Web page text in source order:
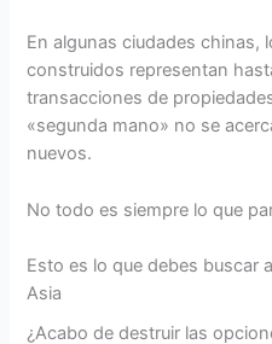
En algunas ciudades chinas,
construidos representan
transacciones de
«segunda mano» no se
nuevos.
No todo es siempre lo que
Esto es lo que debes buscar
Asia
¿Acabo de destruir las